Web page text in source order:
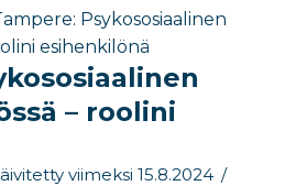
Psykososiaalinen
esihenkilönä
– roolini
viimeksi 15.8.2024 /